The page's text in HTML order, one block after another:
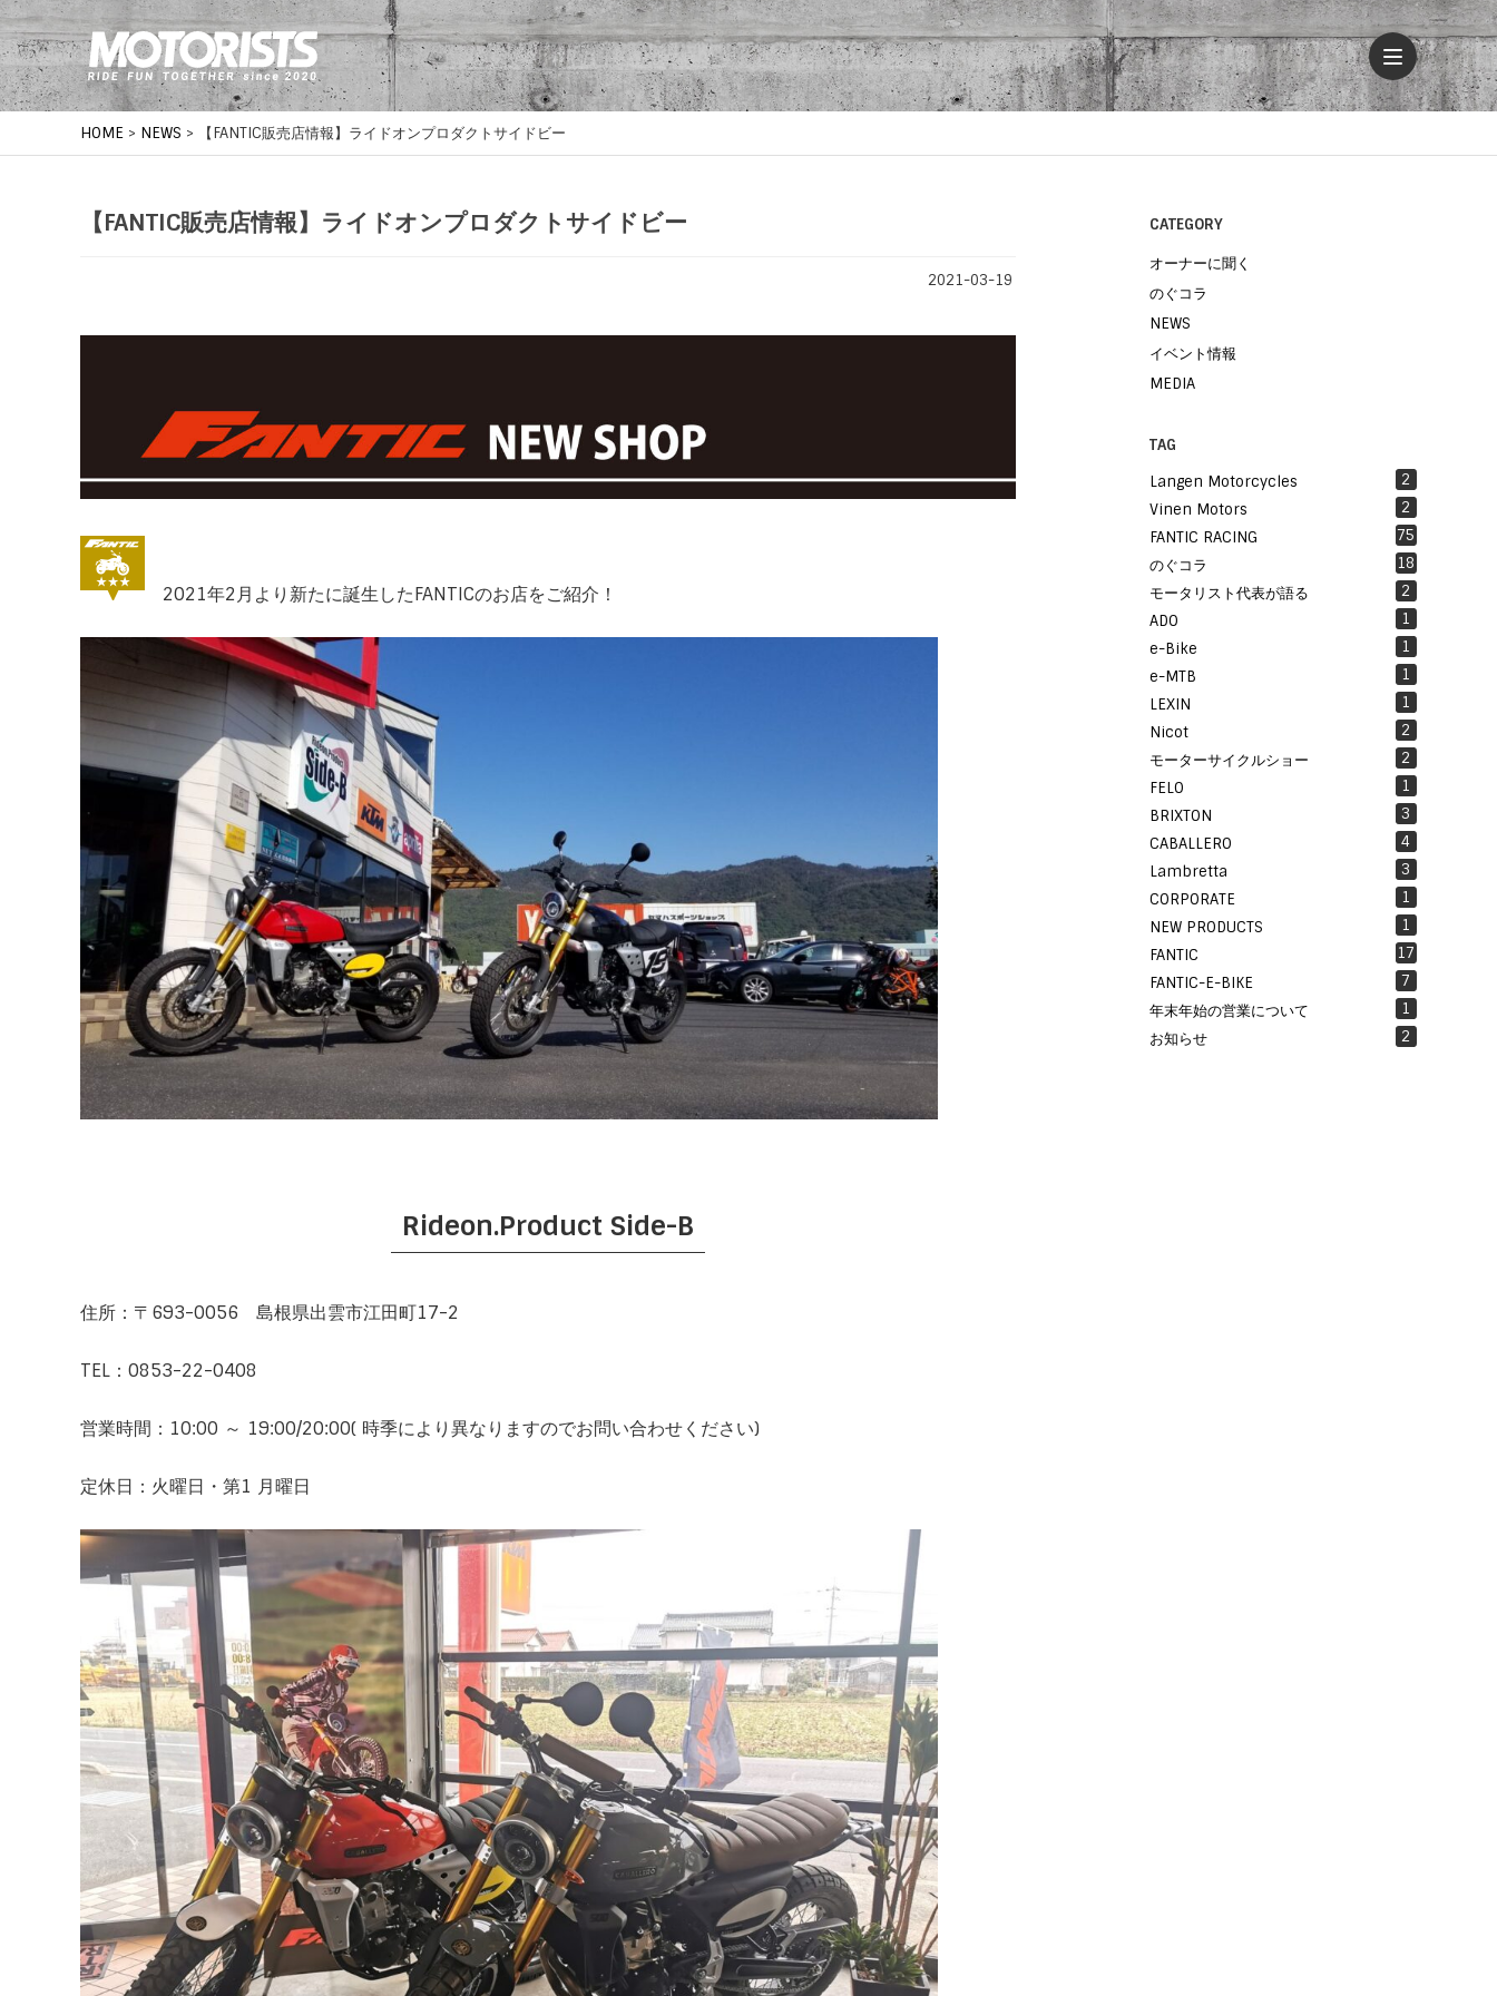
HOME > NEWS > 【FANTIC販売店情報】ライドオンプロダクトサイドビー
【FANTIC販売店情報】ライドオンプロダクトサイドビー
2021-03-19
2021年2月より新たに誕生したFANTICのお店をご紹介！
Rideon.Product Side-B
住所：〒693-0056 島根県出雲市江田町17-2
TEL：0853-22-0408
営業時間：10:00 ～ 19:00/20:00( 時季により異なりますのでお問い合わせください)
定休日：火曜日・第1 月曜日
CATEGORY
オーナーに聞く
のぐコラ
NEWS
イベント情報
MEDIA
TAG
Langen Motorcycles
2
Vinen Motors
2
FANTIC RACING
75
のぐコラ
18
モータリスト代表が語る
2
ADO
1
e-Bike
1
e-MTB
1
LEXIN
1
Nicot
2
モーターサイクルショー
2
FELO
1
BRIXTON
3
CABALLERO
4
Lambretta
3
CORPORATE
1
NEW PRODUCTS
1
FANTIC
17
FANTIC-E-BIKE
7
年末年始の営業について
1
お知らせ
2